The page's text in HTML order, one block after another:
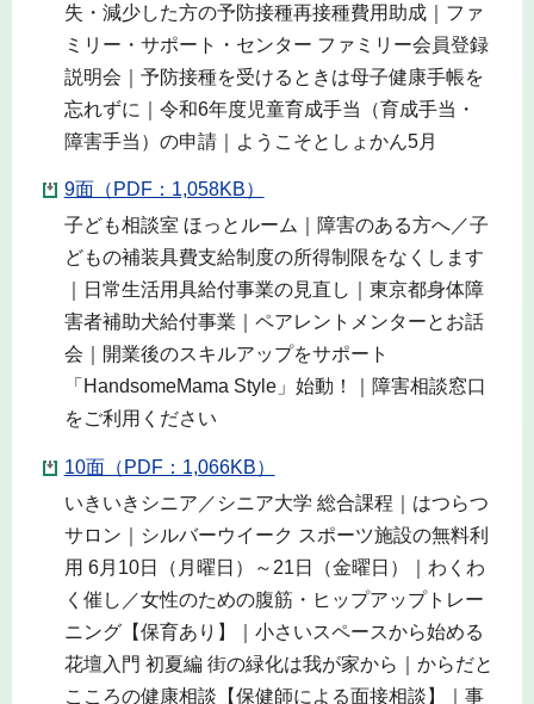
失・減少した方の予防接種再接種費用助成｜ファ
ミリー・サポート・センター ファミリー会員登録
説明会｜予防接種を受けるときは母子健康手帳を
忘れずに｜令和6年度児童育成手当（育成手当・
障害手当）の申請｜ようこそとしょかん5月
9面（PDF：1,058KB）
子ども相談室 ほっとルーム｜障害のある方へ／子
どもの補装具費支給制度の所得制限をなくします
｜日常生活用具給付事業の見直し｜東京都身体障
害者補助犬給付事業｜ペアレントメンターとお話
会｜開業後のスキルアップをサポート
「HandsomeMama Style」始動！｜障害相談窓口
をご利用ください
10面（PDF：1,066KB）
いきいきシニア／シニア大学 総合課程｜はつらつ
サロン｜シルバーウイーク スポーツ施設の無料利
用 6月10日（月曜日）～21日（金曜日）｜わくわ
く催し／女性のための腹筋・ヒップアップトレー
ニング【保育あり】｜小さいスペースから始める
花壇入門 初夏編 街の緑化は我が家から｜からだと
こころの健康相談【保健師による面接相談】｜事